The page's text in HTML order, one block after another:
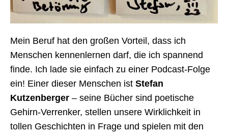
Mein Beruf hat den großen Vorteil, dass ich
Menschen kennenlernen darf, die ich spannend
finde. Ich lade sie einfach zu einer Podcast-Folge
ein! Einer dieser Menschen ist Stefan
Kutzenberger – seine Bücher sind poetische
Gehirn-Verrenker, stellen unsere Wirklichkeit in
tollen Geschichten in Frage und spielen mit den